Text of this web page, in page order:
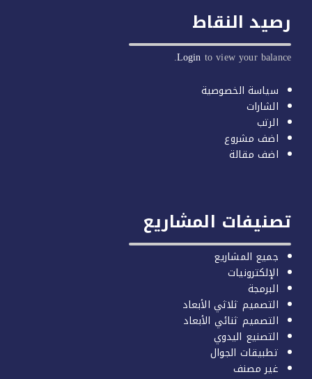
النقاط
Loginto view your
سياسة الخصوصية
الشارات
الرتب
اضف مشروع
اضف مقالة
المشاريع
جميع المشاريع
الإلكترونيات
البرمجة
التصميم ثلاثي الأبعاد
التصميم ثنائي الأبعاد
التصنيع اليدوي
تطبيقات الجوال
غير مصنف